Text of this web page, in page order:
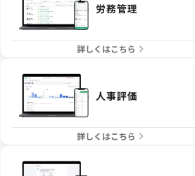
労務管理
詳しくはこちら
人事評価
詳しくはこちら